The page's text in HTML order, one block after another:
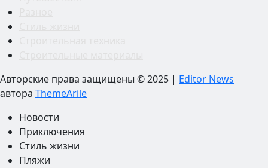
Авторские права защищены © 2025 | Editor News
автора ThemeArile
Новости
Приключения
Стиль жизни
Пляжи